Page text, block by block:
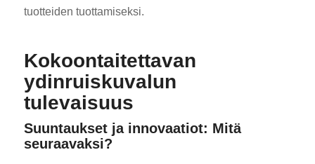
tuotteiden tuottamiseksi.
Kokoontaitettavan
ydinruiskuvalun
tulevaisuus
Suuntaukset ja innovaatiot: Mitä
seuraavaksi?